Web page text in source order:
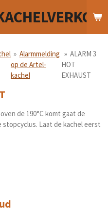
» Alarmmelding
op de Artel-
kachel
» ALARM 3
HOT
EXHAUST
de 190°C komt gaat de
stopcyclus. Laat de kachel eerst